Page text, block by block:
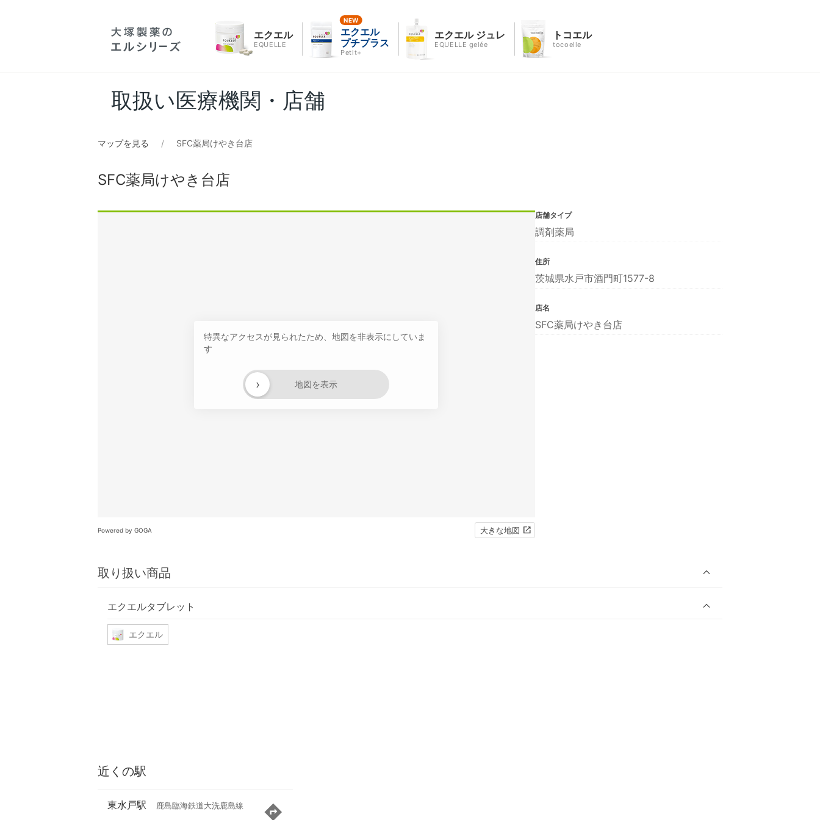
エクエル
EQUELLE
エクエル
プチプラス
Petit+
エクエル ジュレ
EQUELLE gelée
トコエル
tocoelle
取扱い医療機関・店舗
マップを見る SFC薬局けやき台店
SFC薬局けやき台店
特異なアクセスが見られたため、地図を非表示にしていま
す
地図を表示
›
Powered by GOGA 大きな地図
取り扱い商品
エクエルタブレット
エクエル
店舗タイプ
調剤薬局
住所
茨城県水戸市酒門町1577-8
店名
SFC薬局けやき台店
近くの駅
東水戸駅 鹿島臨海鉄道大洗鹿島線